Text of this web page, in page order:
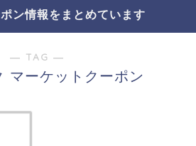
ン情報をまとめています
― TAG ―
マーケットクーポン